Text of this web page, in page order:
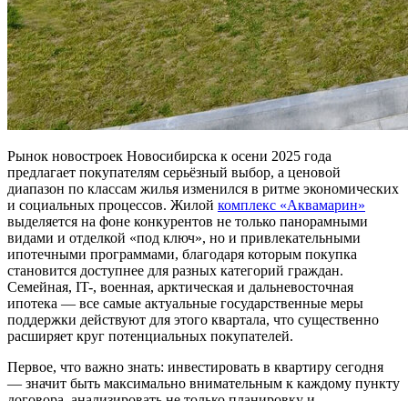
Рынок новостроек Новосибирска к осени 2025 года
предлагает покупателям серьёзный выбор, а ценовой
диапазон по классам жилья изменился в ритме экономических
и социальных процессов. Жилой комплекс «Аквамарин»
выделяется на фоне конкурентов не только панорамными
видами и отделкой «под ключ», но и привлекательными
ипотечными программами, благодаря которым покупка
становится доступнее для разных категорий граждан.
Семейная, IT-, военная, арктическая и дальневосточная
ипотека — все самые актуальные государственные меры
поддержки действуют для этого квартала, что существенно
расширяет круг потенциальных покупателей.
Первое, что важно знать: инвестировать в квартиру сегодня
— значит быть максимально внимательным к каждому пункту